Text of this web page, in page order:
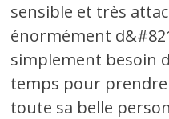
sensible et très
énormément
simplement besoin
temps pour
toute sa belle